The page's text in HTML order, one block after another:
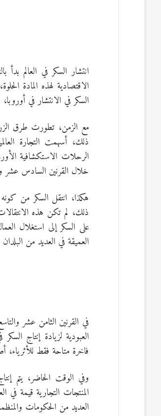
انتشار السكر في العالم
الاقتصادية لهذه المادة
السكر في الانتشار في
مع الزمن، تطورت طرق
ذلك، أسهمت التجارة
الرحلات الاستكشافية
خلال القرنين السادس عشر
هكذا، انتقل السكر من
ذلك، لم تكن هذه
على السكر إلى استغلال
العميقة في العديد من
في القرنين الثامن عشر
العبودية لزيادة إنتاج
فاخرة متاحة فقط للأثرياء،
المنتجات التجارية قيمة
العديد من الحكومات